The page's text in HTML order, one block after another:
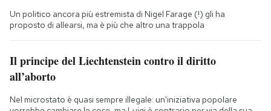
Un politico ancora più estremista di Nigel Farage (!) gli ha
proposto di allearsi, ma è più che altro una trappola
Il principe del Liechtenstein contro il diritto
all’aborto
Nel microstato è quasi sempre illegale: un'iniziativa popolare